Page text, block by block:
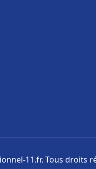
11.fr. Tous droits